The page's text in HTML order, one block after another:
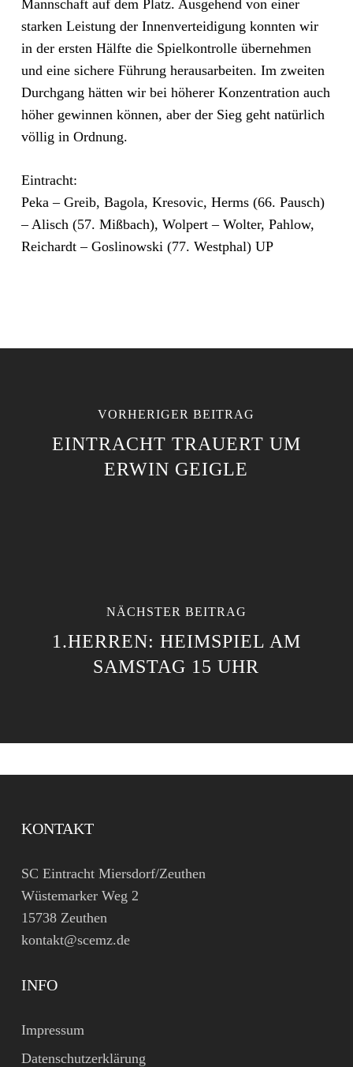
Mannschaft auf dem Platz. Ausgehend von einer
starken Leistung der Innenverteidigung konnten wir
in der ersten Hälfte die Spielkontrolle übernehmen
und eine sichere Führung herausarbeiten. Im zweiten
Durchgang hätten wir bei höherer Konzentration auch
höher gewinnen können, aber der Sieg geht natürlich
völlig in Ordnung.
Eintracht:
Peka – Greib, Bagola, Kresovic, Herms (66. Pausch)
– Alisch (57. Mißbach), Wolpert – Wolter, Pahlow,
Reichardt – Goslinowski (77. Westphal) UP
VORHERIGER BEITRAG
EINTRACHT TRAUERT UM
ERWIN GEIGLE
NÄCHSTER BEITRAG
1.HERREN: HEIMSPIEL AM
SAMSTAG 15 UHR
KONTAKT
SC Eintracht Miersdorf/Zeuthen
Wüstemarker Weg 2
15738 Zeuthen
kontakt@scemz.de
INFO
Impressum
Datenschutzerklärung